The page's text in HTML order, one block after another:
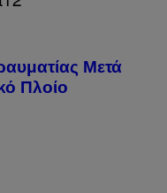
Μετά
Πλοίο